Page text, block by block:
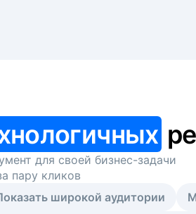
для своей бизнес-задачи
пару кликов
широкой аудитории